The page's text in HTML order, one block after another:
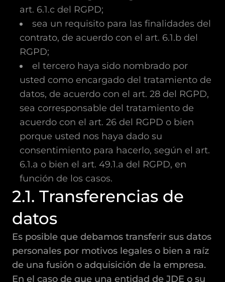
art. 6.1.c del RGPD;
sea un requisito para las finalidades del
contrato, de acuerdo con el art. 6.1.b del
RGPD;
el tercero haya sido nombrado por
usted como encargado del tratamiento de
datos, de acuerdo con el art. 28 del RGPD,
sea corresponsable del tratamiento de
acuerdo con el art. 26 del RGPD o bien
porque usted nos haya dado su
consentimiento para hacerlo, según el art.
6.1.a o bien el art. 49.1.a del RGPD, en
función de los casos.
2.1. Transferencias de
datos
Es posible que debamos transferir sus datos
personales por motivos legales o bien a raíz
de una fusión o adquisición de la empresa.
En el caso de que una entidad de JDE o su